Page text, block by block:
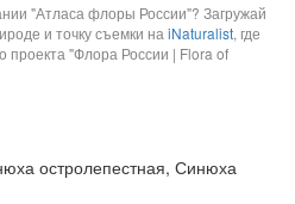
"Атласа флоры России"? Загружай
и точку съемки на iNaturalist, где
проекта "Флора России | Flora of
остролепестная, Синюха